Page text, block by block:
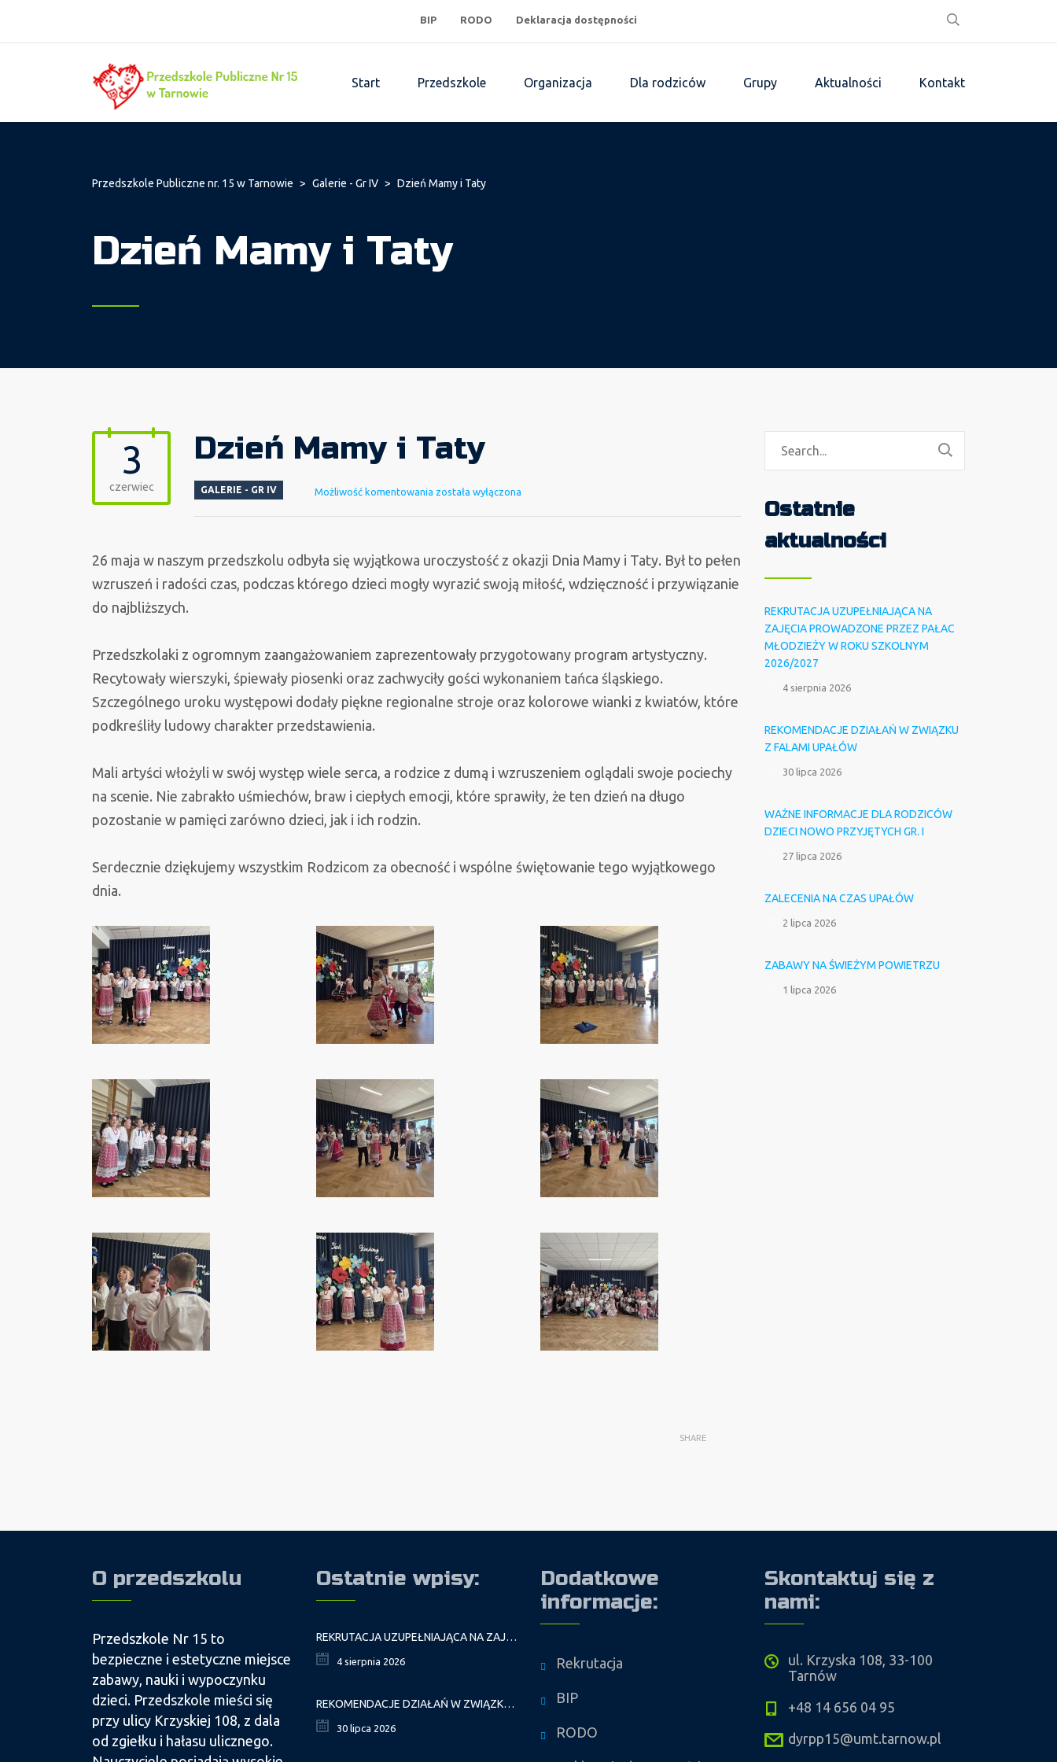
BIP RODO Deklaracja dostępności
Start Przedszkole Organizacja Dla rodziców Grupy Aktualności Kontakt
Przedszkole Publiczne nr. 15 w Tarnowie > Galerie - Gr IV > Dzień Mamy i Taty
Dzień Mamy i Taty
3
czerwiec
Dzień Mamy i Taty
GALERIE - GR IV Możliwość komentowania Dzień
Taty
została wyłączona
26 maja w naszym przedszkolu odbyła się wyjątkowa uroczystość z okazji Dnia Mamy i Taty. Był to pełen
wzruszeń i radości czas, podczas którego dzieci mogły wyrazić swoją miłość, wdzięczność i przywiązanie
do najbliższych.
Przedszkolaki z ogromnym zaangażowaniem zaprezentowały przygotowany program artystyczny.
Recytowały wierszyki, śpiewały piosenki oraz zachwyciły gości wykonaniem tańca śląskiego.
Szczególnego uroku występowi dodały piękne regionalne stroje oraz kolorowe wianki z kwiatów, które
podkreśliły ludowy charakter przedstawienia.
Mali artyści włożyli w swój występ wiele serca, a rodzice z dumą i wzruszeniem oglądali swoje pociechy
na scenie. Nie zabrakło uśmiechów, braw i ciepłych emocji, które sprawiły, że ten dzień na długo
pozostanie w pamięci zarówno dzieci, jak i ich rodzin.
Serdecznie dziękujemy wszystkim Rodzicom za obecność i wspólne świętowanie tego wyjątkowego
dnia.
SHARE
Ostatnie
aktualności
REKRUTACJA UZUPEŁNIAJĄCA NA
ZAJĘCIA PROWADZONE PRZEZ PAŁAC
MŁODZIEŻY W ROKU SZKOLNYM
2026/2027
4 sierpnia 2026
REKOMENDACJE DZIAŁAŃ W ZWIĄZKU
Z FALAMI UPAŁÓW
30 lipca 2026
WAŻNE INFORMACJE DLA RODZICÓW
DZIECI NOWO PRZYJĘTYCH GR. I
27 lipca 2026
ZALECENIA NA CZAS UPAŁÓW
2 lipca 2026
ZABAWY NA ŚWIEŻYM POWIETRZU
1 lipca 2026
O przedszkolu
Przedszkole Nr 15 to
bezpieczne i estetyczne miejsce
zabawy, nauki i wypoczynku
dzieci. Przedszkole mieści się
przy ulicy Krzyskiej 108, z dala
od zgiełku i hałasu ulicznego.
Ostatnie wpisy:
REKRUTACJA UZUPEŁNIAJĄCA NA ZAJĘCIA PROWADZONE PRZEZ PAŁAC MŁODZIEŻY W ROKU SZKOLNYM 2026/2027
4 sierpnia 2026
REKOMENDACJE DZIAŁAŃ W ZWIĄZKU Z FALAMI UPAŁÓW
30 lipca 2026
Dodatkowe
informacje:
Rekrutacja
BIP
RODO
Skontaktuj się z
nami:
ul. Krzyska 108, 33-100
Tarnów
+48 14 656 04 95
dyrpp15@umt.tarnow.pl